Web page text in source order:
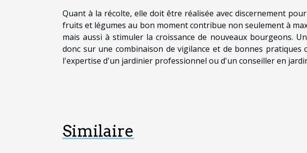
Quant à la récolte, elle doit être réalisée avec discernement
fruits et légumes au bon moment contribue non seulement à
mais aussi à stimuler la croissance de nouveaux bourgeons.
donc sur une combinaison de vigilance et de bonnes
l'expertise d'un jardinier professionnel ou d'un conseiller en
Similaire